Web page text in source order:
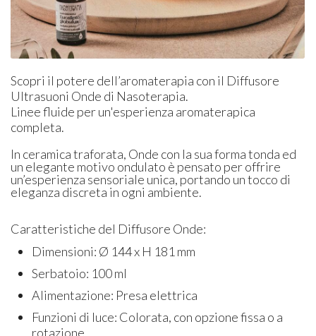
Scopri il potere dell’aromaterapia con il Diffusore
Ultrasuoni Onde di Nasoterapia.
Linee fluide per un'esperienza aromaterapica
completa.
In ceramica traforata, Onde con la sua forma tonda ed
un elegante motivo ondulato è pensato per offrire
un’esperienza sensoriale unica, portando un tocco di
eleganza discreta in ogni ambiente.
Caratteristiche del Diffusore Onde:
Dimensioni: Ø 144 x H 181 mm
Serbatoio: 100 ml
Alimentazione: Presa elettrica
Funzioni di luce: Colorata, con opzione fissa o a
rotazione